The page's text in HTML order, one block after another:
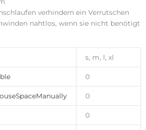
verhindern ein Verrutschen
nahtlos, wenn sie nicht benötigt
s, m, l, xl
0
0
0